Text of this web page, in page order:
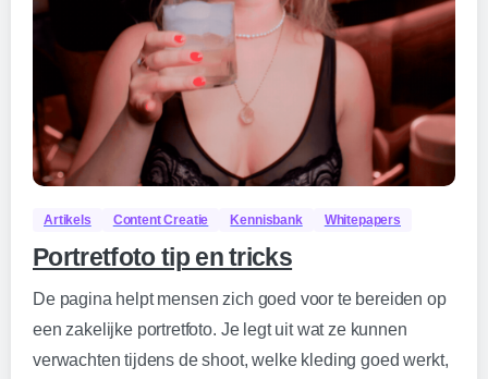
0
Artikels Content Creatie Kennisbank Whitepapers
Portretfoto tip en tricks
De pagina helpt mensen zich goed voor te bereiden op
een zakelijke portretfoto. Je legt uit wat ze kunnen
verwachten tijdens de shoot, welke kleding goed werkt,